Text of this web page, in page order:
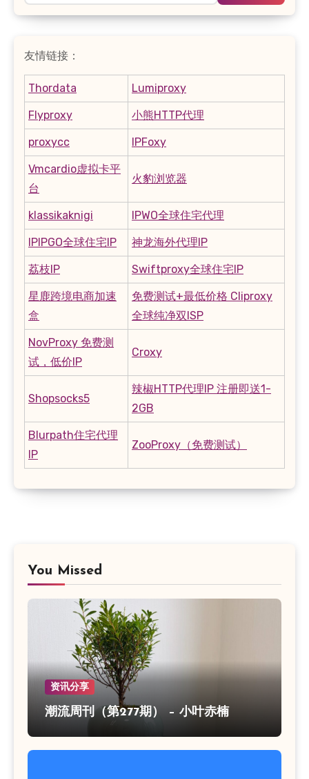
友情链接：
Thordata Lumiproxy
Flyproxy 小熊HTTP代理
proxycc IPFoxy
Vmcardio虚拟卡平
台
火豹浏览器
klassikaknigi IPWO全球住宅代理
IPIPGO全球住宅IP 神龙海外代理IP
荔枝IP Swiftproxy全球住宅IP
星鹿跨境电商加速
盒
免费测试+最低价格 Cliproxy
全球纯净双ISP
NovProxy 免费测
试，低价IP
Croxy
Shopsocks5
辣椒HTTP代理IP 注册即送1-
2GB
Blurpath住宅代理
IP
ZooProxy（免费测试）
You Missed
资讯分享
潮流周刊（第277期） – 小叶赤楠